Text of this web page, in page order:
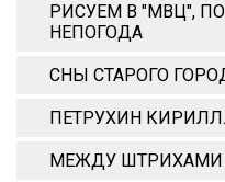
РИСУЕМ В "МВЦ",
НЕПОГОДА
СНЫ СТАРОГО
ПЕТРУХИН
МЕЖДУ ШТРИХАМИ